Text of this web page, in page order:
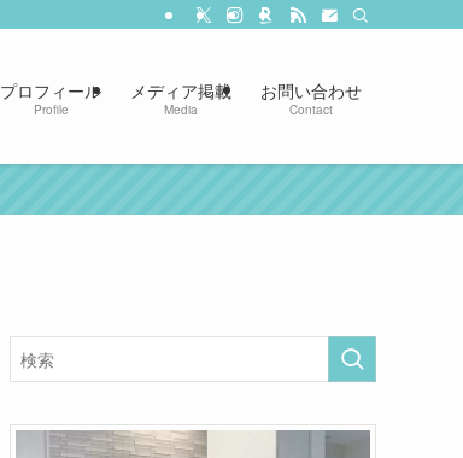
プロフィール
Profile
メディア掲載
Media
お問い合わせ
Contact